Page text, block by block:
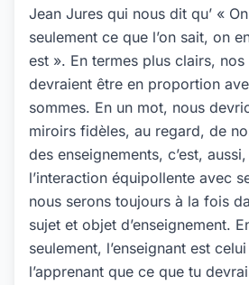
Jean Jures qui nous dit qu’ «
seulement ce que l’on sait, on
est ». En termes plus clairs, nos
devraient être en proportion
sommes. En un mot, nous
miroirs fidèles, au regard, de
des enseignements, c’est,
l’interaction équipollente avec
nous serons toujours à la fois
sujet et objet d’enseignement.
seulement, l’enseignant est
l’apprenant que ce que tu